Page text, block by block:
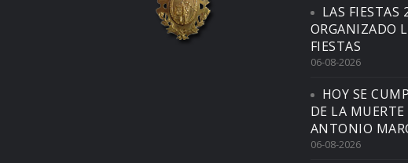
LAS FIESTAS
ORGANIZADO
FIESTAS
06-08-2026
HOY SE
DE LA MUERTE
ANTONIO
06-08-2026